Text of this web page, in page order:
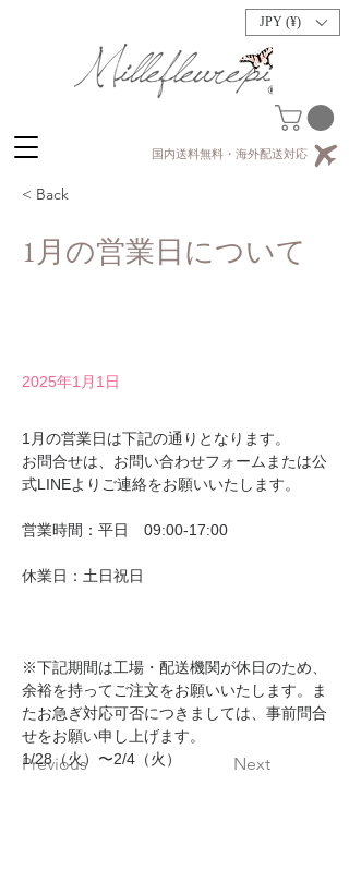
JPY (¥)
国内送料無料・海外配送対応
< Back
1月の営業日について
2025年1月1日
Previous Next
1月の営業日は下記の通りとなります。
お問合せは、お問い合わせフォームまたは公
式LINEよりご連絡をお願いいたします。
営業時間：平日　09:00-17:00
休業日：土日祝日
※下記期間は工場・配送機関が休日のため、
余裕を持ってご注文をお願いいたします。ま
たお急ぎ対応可否につきましては、事前問合
せをお願い申し上げます。
1/28（火）〜2/4（火）